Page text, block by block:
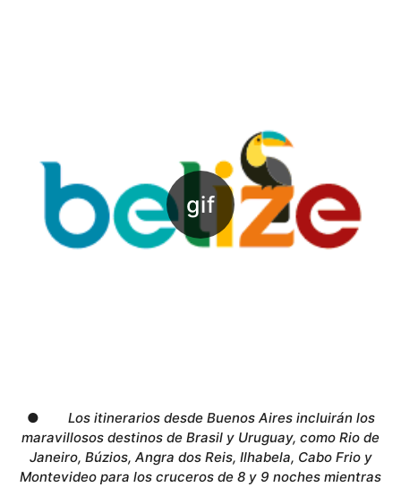
●
Los itinerarios desde Buenos Aires incluirán los
maravillosos destinos de Brasil y Uruguay, como Rio de
Janeiro, Búzios, Angra dos Reis, Ilhabela, Cabo Frio y
Montevideo para los cruceros de 8 y 9 noches mientras